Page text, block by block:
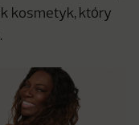
kosmetyk, który